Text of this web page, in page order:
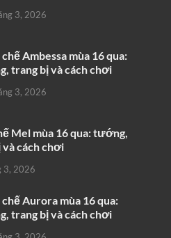
3, 2026
Ambessa mùa 16 qua:
trang bị và cách chơi
3, 2026
Mel mùa 16 qua: tướng,
cách chơi
3, 2026
Aurora mùa 16 qua:
trang bị và cách chơi